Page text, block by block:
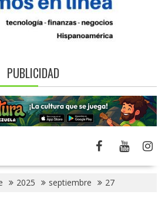
PUBLICIDAD
2025 septiembre 27